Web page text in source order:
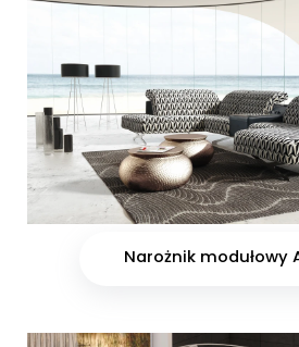
Narożnik modułowy